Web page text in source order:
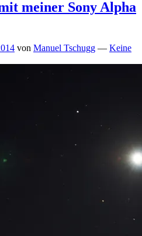
meiner Sony Alpha
von Manuel Tschugg — Keine